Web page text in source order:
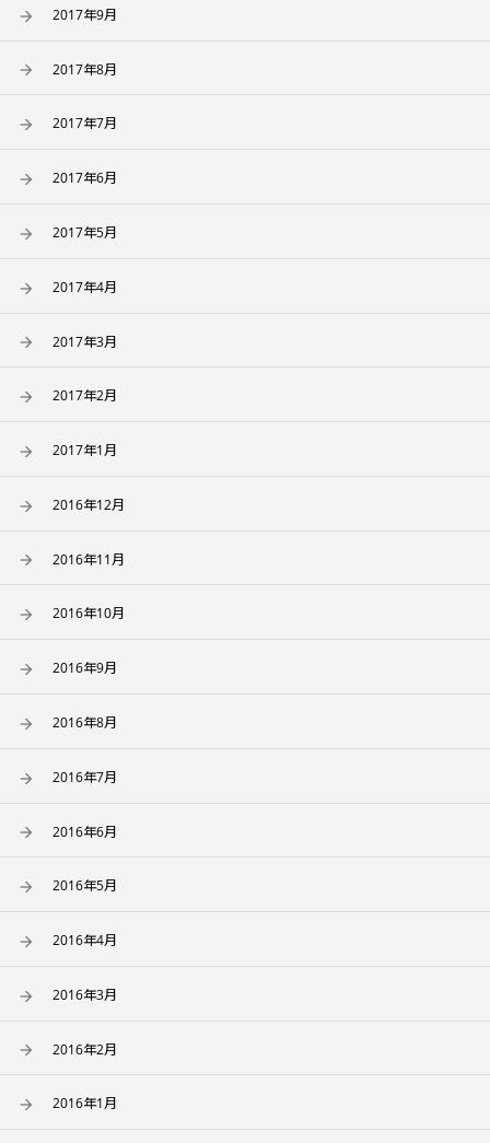
2017年9月
2017年8月
2017年7月
2017年6月
2017年5月
2017年4月
2017年3月
2017年2月
2017年1月
2016年12月
2016年11月
2016年10月
2016年9月
2016年8月
2016年7月
2016年6月
2016年5月
2016年4月
2016年3月
2016年2月
2016年1月